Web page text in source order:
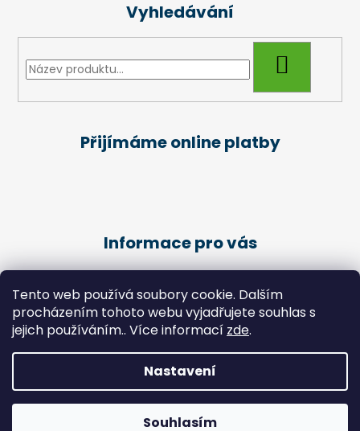
Tento web používá soubory cookie. Dalším
procházením tohoto webu vyjadřujete souhlas s
jejich používáním.. Více informací zde.
Nastavení
Souhlasím
Vyhledávání
Přijímáme online platby
Informace pro vás
Podmínky ochrany osobních údajů
Kariéra
Péče o klienty - Pedikúra
Copyright 2026Zdravotní potřeby Chlebek. Všechna
práva vyhrazena.